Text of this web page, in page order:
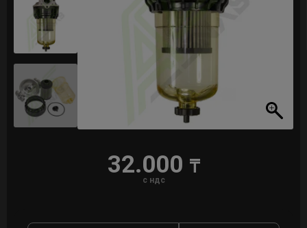
32.000 ₸
с ндс